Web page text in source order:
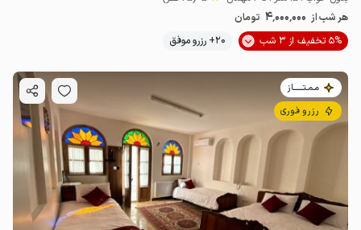
هر شب از 4٬000٬000 تومان
5% تخفیف از 3 شب
20+ رزرو موفق
مـمـتــــــاز
رزرو فوری